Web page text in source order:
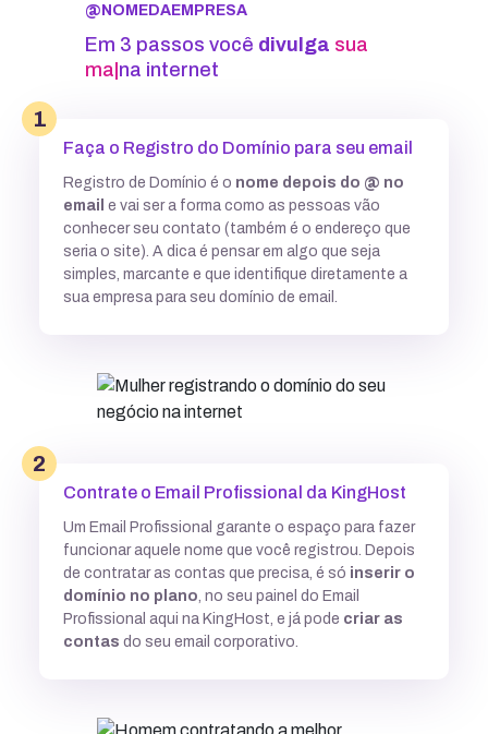
@NOMEDAEMPRESA
Em 3 passos você divulga sua
marca |na internet
1
Faça o Registro do Domínio para seu email
Registro de Domínio é o nome depois do @ no
email e vai ser a forma como as pessoas vão
conhecer seu contato (também é o endereço que
seria o site). A dica é pensar em algo que seja
simples, marcante e que identifique diretamente a
sua empresa para seu domínio de email.
2
Contrate o Email Profissional da KingHost
Um Email Profissional garante o espaço para fazer
funcionar aquele nome que você registrou. Depois
de contratar as contas que precisa, é só inserir o
domínio no plano , no seu painel do Email
Profissional aqui na KingHost, e já pode criar as
contas do seu email corporativo.